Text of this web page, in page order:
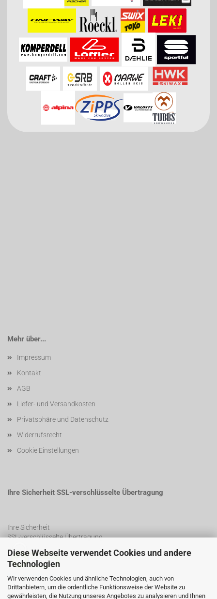
Diese Webseite verwendet Cookies und andere
Technologien
Wir verwenden Cookies und ähnliche Technologien, auch von
Drittanbietern, um die ordentliche Funktionsweise der Website zu
gewährleisten, die Nutzung unseres Angebotes zu analysieren und Ihnen
Mehr über...
Impressum
Kontakt
AGB
Liefer- und Versandkosten
Privatsphäre und Datenschutz
Widerrufsrecht
Cookie Einstellungen
Ihre Sicherheit SSL-verschlüsselte Übertragung
Ihre Sicherheit
SSL-verschlüsselte Übertragung
SSL Certificate